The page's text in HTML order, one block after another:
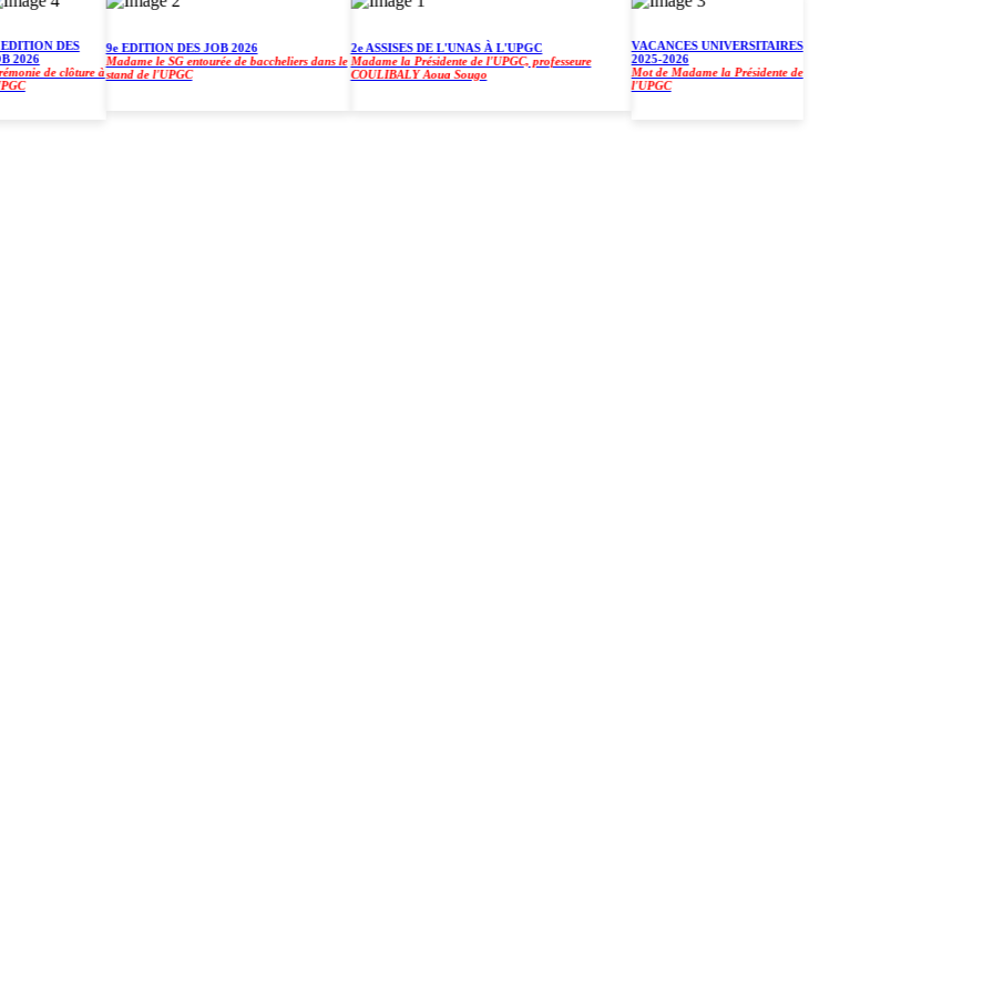
DES
de clôture à
9e EDITION DES JOB 2026
Madame le SG entourée de baccheliers dans le
stand de l'UPGC
2e ASSISES DE L'UNAS À L'UPGC
Madame la Présidente de l'UPGC, professeure
COULIBALY Aoua Sougo
VACANCES UNIVERSITAIRES
2025-2026
Mot de Madame la Présidente de
l'UPGC